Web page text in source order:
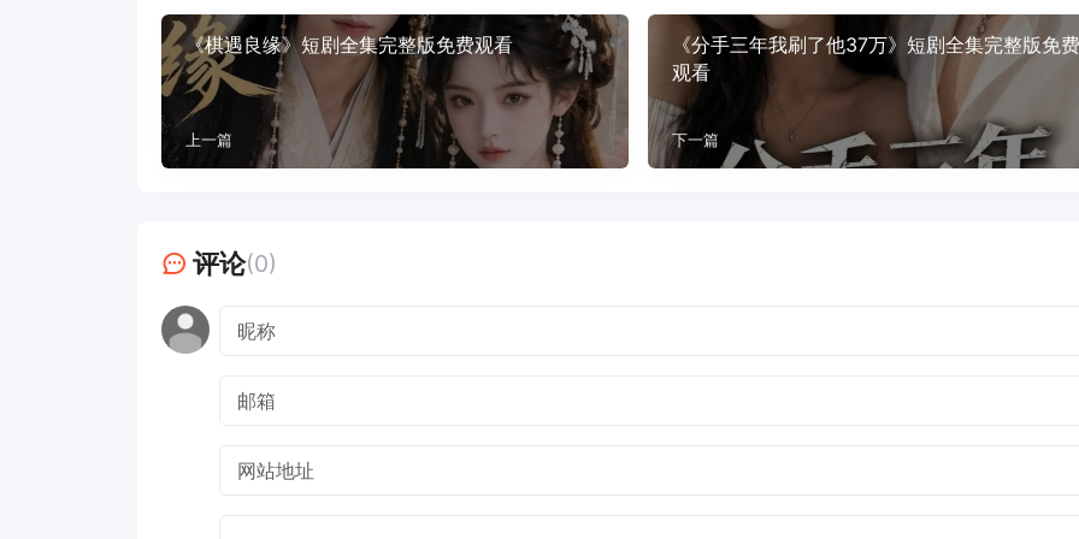
《棋遇良缘》短剧全集完整版免费观看
上一篇
《分手三年我刷了他37万》短剧全集完整版免费
观看
下一篇
评论(0)